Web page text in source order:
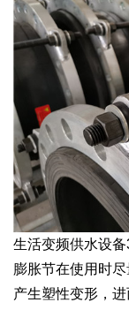
生活变频供水设
膨胀节在使用时
产生塑性变形，